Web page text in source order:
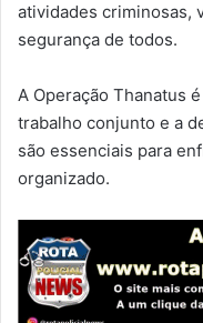
atividades criminosas,
segurança de todos.
A Operação Thanatus
trabalho conjunto e a
são essenciais para
organizado.